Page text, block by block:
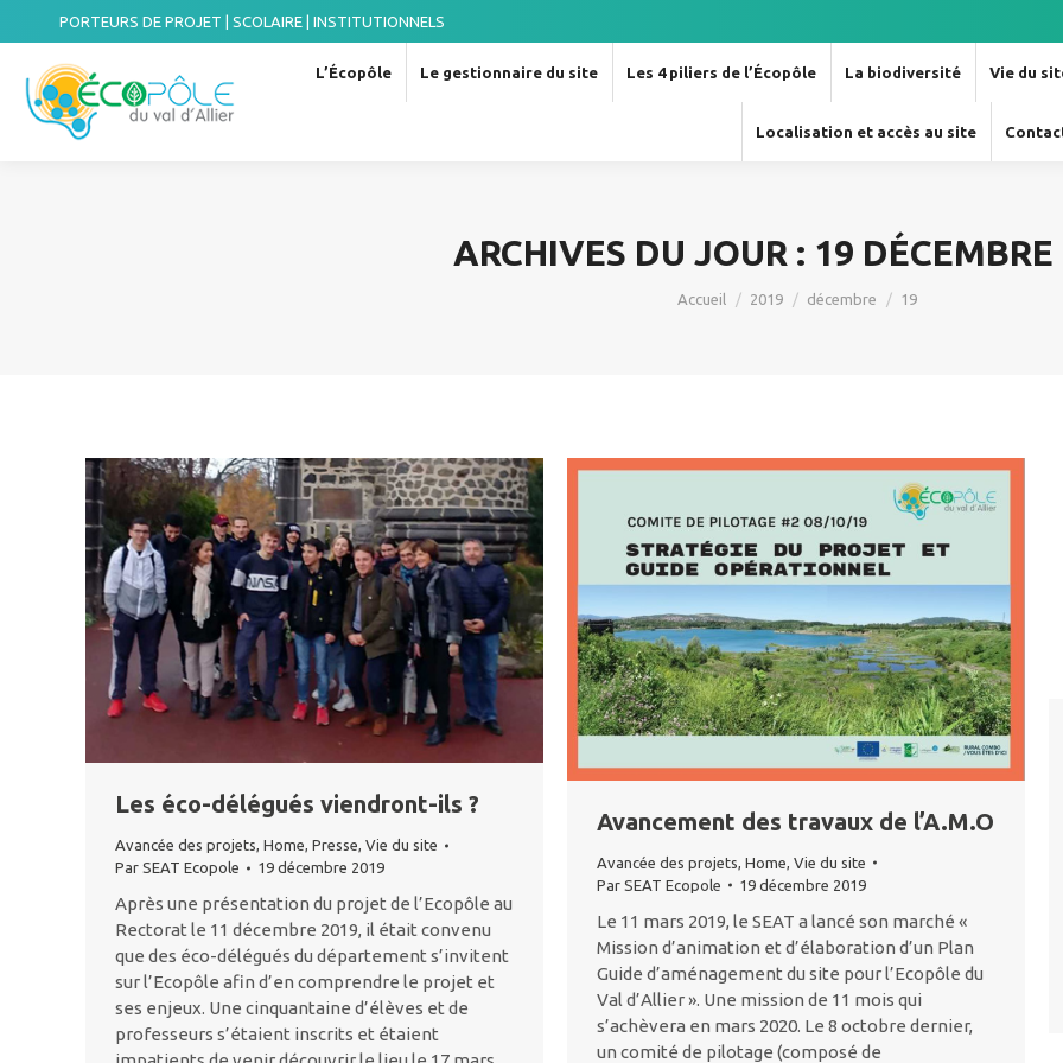
PORTEURS DE PROJET | SCOLAIRE | INSTITUTIONNELS
L’Écopôle Le gestionnaire du site Les 4 piliers de l’Écopôle La biodiversité Vie du
Localisation et accès au site
ARCHIVES DU JOUR : 19
Vous êtes ici :
Accueil 2019 décembre 19
Les éco-délégués viendront-ils ?
Avancée des projets, Home, Presse, Vie du site
Par SEAT Ecopole 19 décembre 2019
Après une présentation du projet de l’Ecopôle au
Rectorat le 11 décembre 2019, il était convenu
que des éco-délégués du département s’invitent
sur l’Ecopôle afin d’en comprendre le projet et
ses enjeux. Une cinquantaine d’élèves et de
professeurs s’étaient inscrits et étaient
Avancement des travaux de l’A.M.O
Avancée des projets, Home, Vie du site
Par SEAT Ecopole 19 décembre 2019
Le 11 mars 2019, le SEAT a lancé son marché «
Mission d’animation et d’élaboration d’un Plan
Guide d’aménagement du site pour l’Ecopôle du
Val d’Allier ». Une mission de 11 mois qui
s’achèvera en mars 2020. Le 8 octobre dernier,
un comité de pilotage (composé de